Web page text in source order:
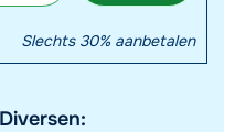
Slechts 30% aanbetalen
Diversen: